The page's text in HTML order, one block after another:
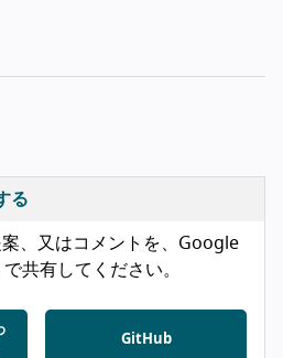
る
、又はコメントを、Google
共有してください。
GitHub